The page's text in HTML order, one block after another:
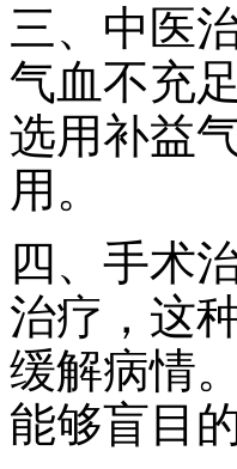
三、中医
气血不充
选用补益
用。
四、手术
治疗，这
缓解病情
能够盲目